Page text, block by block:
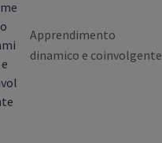
Apprendimento
dinamico e coinvolgente